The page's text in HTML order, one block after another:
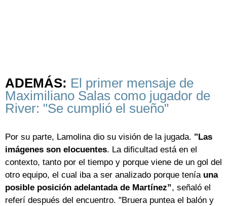
ADEMÁS: El primer mensaje de
Maximiliano Salas como jugador de
River: "Se cumplió el sueño"
Por su parte, Lamolina dio su visión de la jugada. "Las
imágenes son elocuentes. La dificultad está en el
contexto, tanto por el tiempo y porque viene de un gol del
otro equipo, el cual iba a ser analizado porque tenía una
posible posición adelantada de Martínez”, señaló el
referí después del encuentro. "Bruera puntea el balón y